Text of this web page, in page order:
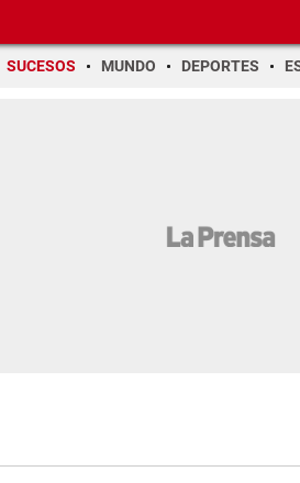
SUCESOS MUNDO DEPORTES